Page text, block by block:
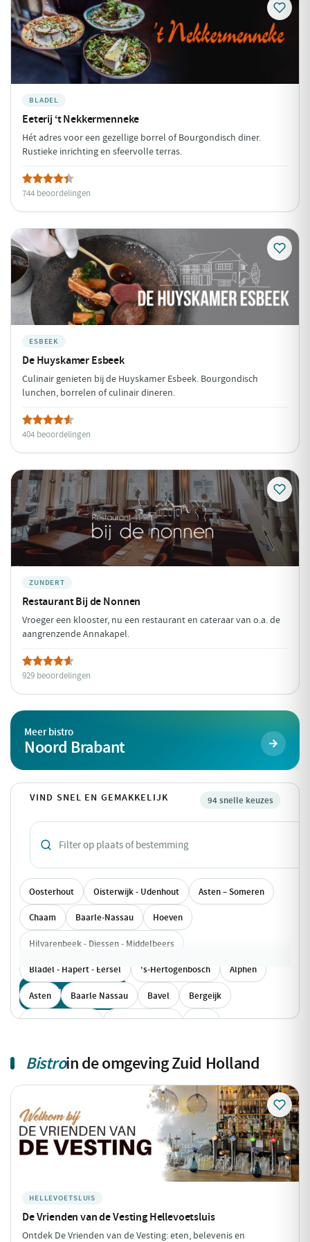
BLADEL
Eeterij ‘t Nekkermenneke
Hét adres voor een gezellige borrel of Bourgondisch diner.
Rustieke inrichting en sfeervolle terras.
744 beoordelingen
ESBEEK
De Huyskamer Esbeek
Culinair genieten bij de Huyskamer Esbeek. Bourgondisch
lunchen, borrelen of culinair dineren.
404 beoordelingen
ZUNDERT
Restaurant Bij de Nonnen
Vroeger een klooster, nu een restaurant en cateraar van o.a. de
aangrenzende Annakapel.
929 beoordelingen
Meer bistro
Noord Brabant
VIND SNEL EN GEMAKKELIJK 94 snelle keuzes
Oosterhout Oisterwijk - Udenhout Asten – Someren
Chaam Baarle-Nassau Hoeven
Hilvarenbeek - Diessen - Middelbeers
Bladel - Hapert - Eersel 's-Hertogenbosch Alphen
Asten Baarle Nassau Bavel Bergeijk
Bergen op Zoom Berkel-Enschot Best
Cuijk Deurne
Drunen Eersel Eindhoven
Esbeek Etten-Leur Geertruidenberg
Geldrop-Mierlo Gilze Goirle Haaren Halsteren
Heukelom Heusden
Heusden gem. Asten
Lage Mierde Lage Zwaluwe Lierop
Toon alle 94 keuzes
Bistroin de omgeving Zuid Holland
HELLEVOETSLUIS
De Vrienden van de Vesting Hellevoetsluis
Ontdek De Vrienden van de Vesting: eten, belevenis en